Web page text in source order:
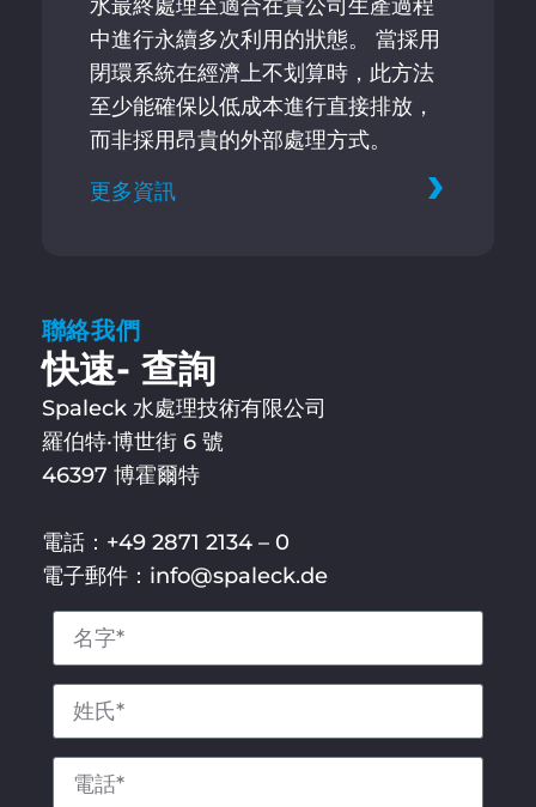
水最終處理至適合在貴公司生產過程
中進行永續多次利用的狀態。 當採用
閉環系統在經濟上不划算時，此方法
至少能確保以低成本進行直接排放，
而非採用昂貴的外部處理方式。
更多資訊
聯絡我們
快速- 查詢
Spaleck 水處理技術有限公司
羅伯特·博世街 6 號
46397 博霍爾特
電話：+49 2871 2134 – 0
電子郵件：info@spaleck.de